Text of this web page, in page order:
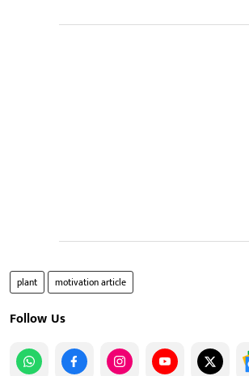
plant motivation article
Follow Us